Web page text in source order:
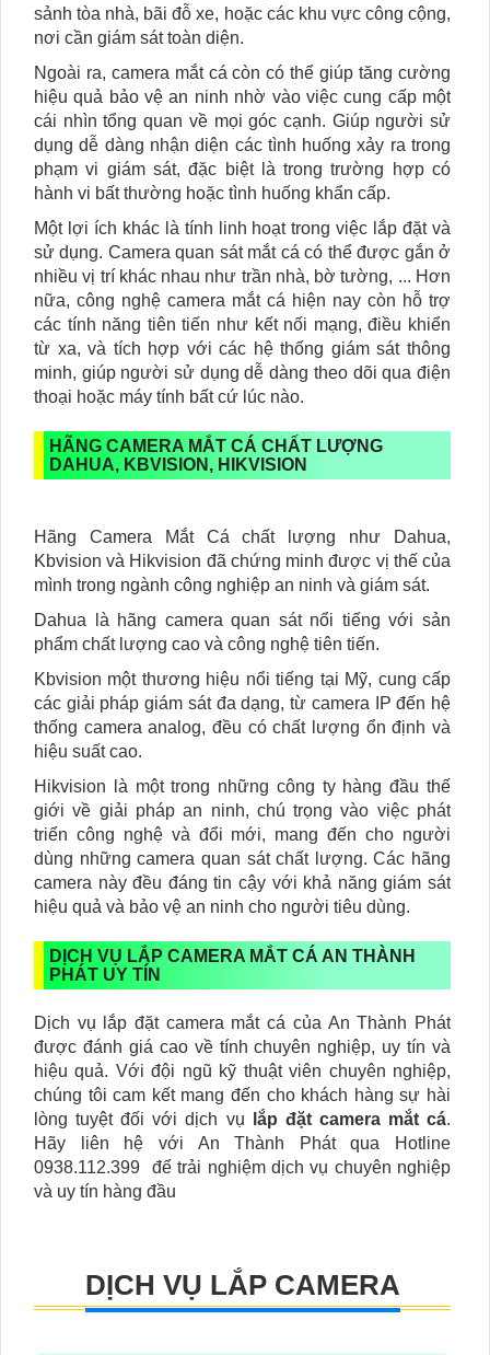
sảnh tòa nhà, bãi đỗ xe, hoặc các khu vực công cộng,
nơi cần giám sát toàn diện.
Ngoài ra, camera mắt cá còn có thể giúp tăng cường
hiệu quả bảo vệ an ninh nhờ vào việc cung cấp một
cái nhìn tổng quan về mọi góc cạnh. Giúp người sử
dụng dễ dàng nhận diện các tình huống xảy ra trong
phạm vi giám sát, đặc biệt là trong trường hợp có
hành vi bất thường hoặc tình huống khẩn cấp.
Một lợi ích khác là tính linh hoạt trong việc lắp đặt và
sử dụng. Camera quan sát mắt cá có thể được gắn ở
nhiều vị trí khác nhau như trần nhà, bờ tường, ... Hơn
nữa, công nghệ camera mắt cá hiện nay còn hỗ trợ
các tính năng tiên tiến như kết nối mạng, điều khiển
từ xa, và tích hợp với các hệ thống giám sát thông
minh, giúp người sử dụng dễ dàng theo dõi qua điện
thoại hoặc máy tính bất cứ lúc nào.
HÃNG CAMERA MẮT CÁ CHẤT LƯỢNG
DAHUA, KBVISION, HIKVISION
Hãng Camera Mắt Cá chất lượng như Dahua,
Kbvision và Hikvision đã chứng minh được vị thế của
mình trong ngành công nghiệp an ninh và giám sát.
Dahua là hãng camera quan sát nổi tiếng với sản
phẩm chất lượng cao và công nghệ tiên tiến.
Kbvision một thương hiệu nổi tiếng tại Mỹ, cung cấp
các giải pháp giám sát đa dạng, từ camera IP đến hệ
thống camera analog, đều có chất lượng ổn định và
hiệu suất cao.
Hikvision là một trong những công ty hàng đầu thế
giới về giải pháp an ninh, chú trọng vào việc phát
triển công nghệ và đổi mới, mang đến cho người
dùng những camera quan sát chất lượng. Các hãng
camera này đều đáng tin cậy với khả năng giám sát
hiệu quả và bảo vệ an ninh cho người tiêu dùng.
DỊCH VỤ LẮP CAMERA MẮT CÁ AN THÀNH
PHÁT UY TÍN
Dịch vụ lắp đặt camera mắt cá của An Thành Phát
được đánh giá cao về tính chuyên nghiệp, uy tín và
hiệu quả. Với đội ngũ kỹ thuật viên chuyên nghiệp,
chúng tôi cam kết mang đến cho khách hàng sự hài
lòng tuyệt đối với dịch vụ
lắp đặt camera mắt cá.
Hãy liên hệ với An Thành Phát qua Hotline
0938.112.399 để trải nghiệm dịch vụ chuyên nghiệp
và uy tín hàng đầu
DỊCH VỤ LẮP CAMERA